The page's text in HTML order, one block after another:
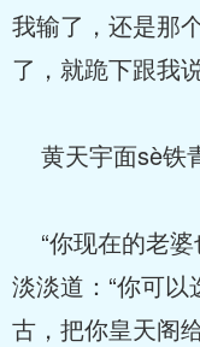
我输了，还是那
了，就跪下跟我
黄天宇面sè铁
“你现在的老婆
淡淡道：“你可
古，把你皇天阁